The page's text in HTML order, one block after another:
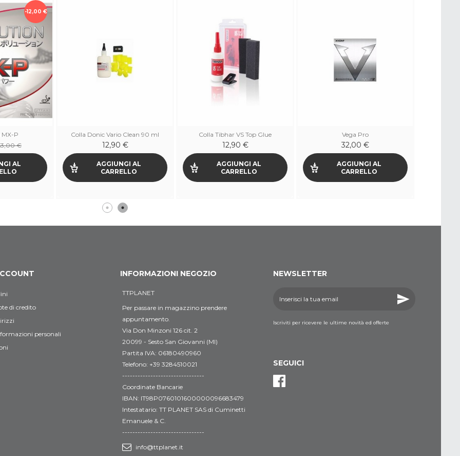
-12,00 €
P
€
AL
Colla Donic Vario Clean 90 ml
12,90 €
AGGIUNGI AL
CARRELLO
Colla Tibhar VS Top Glue
12,90 €
AGGIUNGI AL
CARRELLO
Vega Pro
32,00 €
AGGIUNGI AL
CARRELLO
di credito
personali
INFORMAZIONI NEGOZIO
TTPLANET
Per passare in magazzino prendere
appuntamento.
Via Don Minzoni 126 cit. 2
20099 - Sesto San Giovanni (MI)
Partita IVA: 06180490960
Telefono: +39 3284510021
--------------------------------
Coordinate Bancarie
IBAN: IT98P0760101600000096683479
Intestatario: TT PLANET SAS di Cuminetti
Emanuele & C.
--------------------------------
info@ttplanet.it
NEWSLETTER
Iscriviti per ricevere le ultime novità ed offerte
SEGUICI